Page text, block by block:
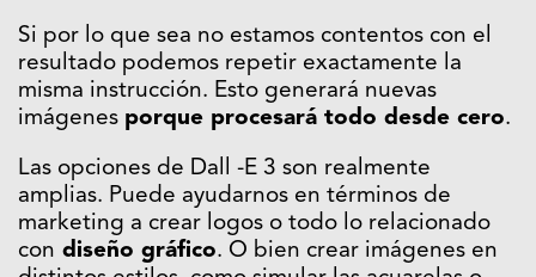
Si por lo que sea no estamos contentos con el
resultado podemos repetir exactamente la
misma instrucción. Esto generará nuevas
imágenes porque procesará todo desde cero.
Las opciones de Dall -E 3 son realmente
amplias. Puede ayudarnos en términos de
marketing a crear logos o todo lo relacionado
con diseño gráfico. O bien crear imágenes en